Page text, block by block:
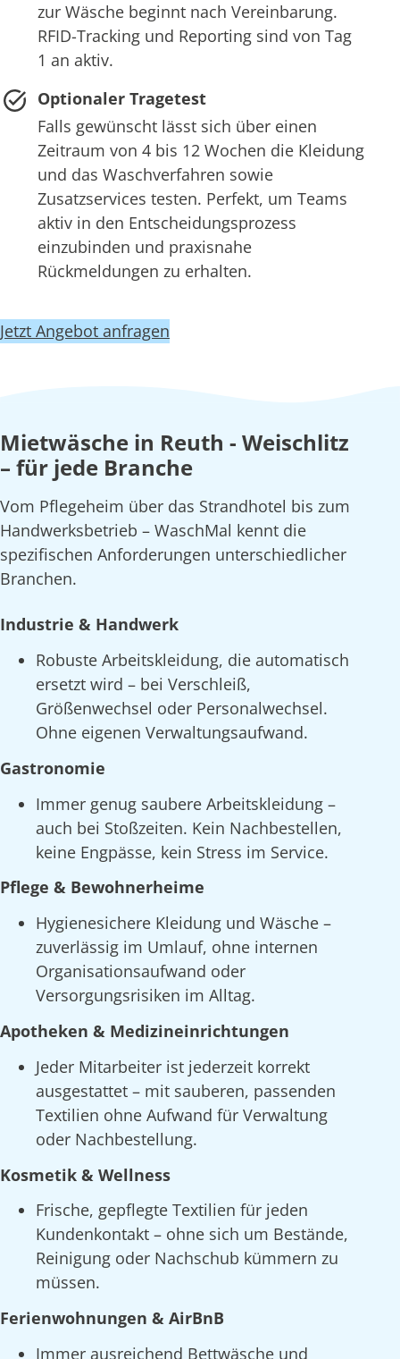
zur Wäsche beginnt nach Vereinbarung.
RFID-Tracking und Reporting sind von Tag
1 an aktiv.
Optionaler Tragetest
Falls gewünscht lässt sich über einen
Zeitraum von 4 bis 12 Wochen die Kleidung
und das Waschverfahren sowie
Zusatzservices testen. Perfekt, um Teams
aktiv in den Entscheidungsprozess
einzubinden und praxisnahe
Rückmeldungen zu erhalten.
Jetzt Angebot anfragen
Mietwäsche in Reuth - Weischlitz
– für jede Branche
Vom Pflegeheim über das Strandhotel bis zum
Handwerksbetrieb – WaschMal kennt die
spezifischen Anforderungen unterschiedlicher
Branchen.
Industrie & Handwerk
Robuste Arbeitskleidung, die automatisch
ersetzt wird – bei Verschleiß,
Größenwechsel oder Personalwechsel.
Ohne eigenen Verwaltungsaufwand.
Gastronomie
Immer genug saubere Arbeitskleidung –
auch bei Stoßzeiten. Kein Nachbestellen,
keine Engpässe, kein Stress im Service.
Pflege & Bewohnerheime
Hygienesichere Kleidung und Wäsche –
zuverlässig im Umlauf, ohne internen
Organisationsaufwand oder
Versorgungsrisiken im Alltag.
Apotheken & Medizineinrichtungen
Jeder Mitarbeiter ist jederzeit korrekt
ausgestattet – mit sauberen, passenden
Textilien ohne Aufwand für Verwaltung
oder Nachbestellung.
Kosmetik & Wellness
Frische, gepflegte Textilien für jeden
Kundenkontakt – ohne sich um Bestände,
Reinigung oder Nachschub kümmern zu
müssen.
Ferienwohnungen & AirBnB
Immer ausreichend Bettwäsche und